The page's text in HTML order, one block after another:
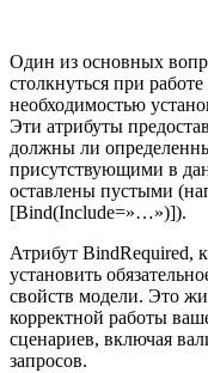
Один из основных
столкнуться при
необходимостью
Эти атрибуты
должны ли
присутствующими в
оставлены пустыми
[Bind(Include=»…»)]).
Атрибут BindRequired,
установить
свойств модели. Это
корректной работы
сценариев, включая
запросов.